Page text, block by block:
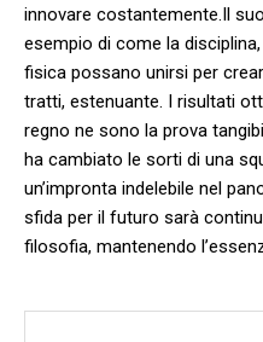
innovare costantemente.Il
esempio di come la
⁣fisica possano unirsi per
tratti, estenuante. I risultati
⁤regno ne sono la prova
ha cambiato le sorti di una
un’impronta indelebile nel
sfida per il futuro sarà
filosofia, mantenendo